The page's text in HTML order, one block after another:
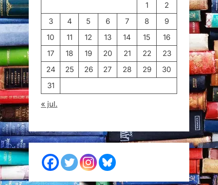
1
2
3
4 5 6 7 8
9
10
11 12 13 14 15
16
17
18 19 20 21 22
23
24
25 26 27 28 29
30
31
« jul.